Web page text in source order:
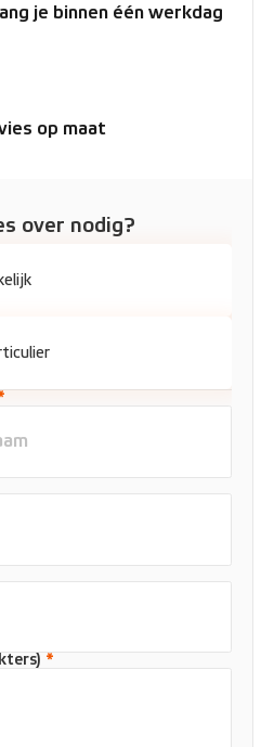
je binnen één werkdag
op maat
over nodig?
*